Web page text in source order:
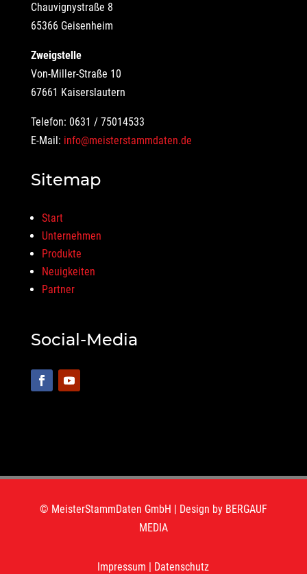
Chauvignystraße 8
65366 Geisenheim
Zweigstelle
Von-Miller-Straße 10
67661 Kaiserslautern
Telefon: 0631 / 75014533
E-Mail: info@meisterstammdaten.de
Sitemap
Start
Unternehmen
Produkte
Neuigkeiten
Partner
Social-Media
© MeisterStammDaten GmbH | Design by BERGAUF
MEDIA
Impressum | Datenschutz